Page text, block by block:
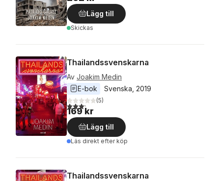
Lägg till
Skickas
Thailandssvenskarna
Av Joakim Medin
E-bok
Svenska 2019
3,2utav 5 stjärnor. Totalt antal röster:
(5)
169 kr
Lägg till
Läs direkt efter köp
Thailandssvenskarna